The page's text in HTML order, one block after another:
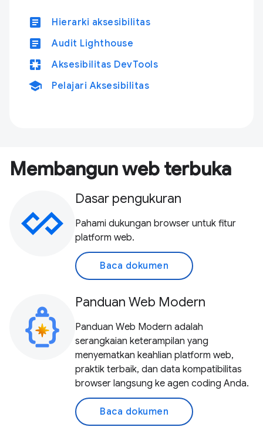
article Hierarki aksesibilitas
article Audit Lighthouse
pages Aksesibilitas DevTools
school Pelajari Aksesibilitas
Membangun web terbuka
Dasar pengukuran
Pahami dukungan browser untuk fitur
platform web.
Baca dokumen
Panduan Web Modern
Panduan Web Modern adalah
serangkaian keterampilan yang
menyematkan keahlian platform web,
praktik terbaik, dan data kompatibilitas
browser langsung ke agen coding Anda.
Baca dokumen